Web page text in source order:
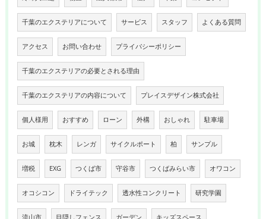
千葉のエクステリアについて サービス スタッフ よくある質問
アクセス お問い合わせ プライバシーポリシー
千葉のエクステリアの必要とされる理由
千葉のエクステリアの内容について プレイスデザイン株式会社
個人様用 おすすめ ローン 外構 おしゃれ 駐車場
お城 枕木 レンガ サイクルポート 柏 サンプル
増税 EXG つくば市 守谷市 つくばみらい市 オワコン
オコシコン ドライテック 透水性コンクリート 研究学園
流山市 目隠しフェンス ガーデン キッズスペース